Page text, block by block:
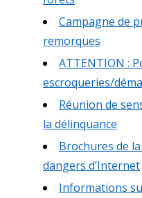
Campagne de
remorques
ATTENTION :
escroqueries/
Réunion de
la délinquance
Brochures de
dangers d’Internet
Informations